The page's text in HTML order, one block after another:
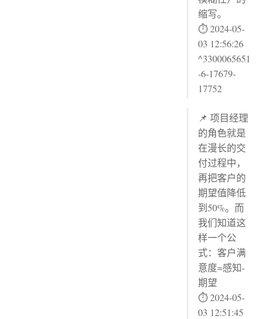
缩写。
⏱ 2024-05-
03 12:56:26
^3300065651
-6-17679-
17752
📌 项目经理
的角色就是
在漫长的交
付过程中，
再把客户的
期望值降低
到50%。而
我们知道这
样一个公
式：客户满
意度=感知-
期望
⏱ 2024-05-
03 12:51:45